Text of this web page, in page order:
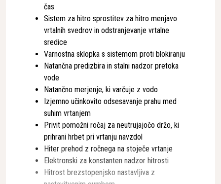
čas
Sistem za hitro sprostitev za hitro menjavo
vrtalnih svedrov in odstranjevanje vrtalne
sredice
Varnostna sklopka s sistemom proti blokiranju
Natančna predizbira in stalni nadzor pretoka
vode
Natančno merjenje, ki varčuje z vodo
Izjemno učinkovito odsesavanje prahu med
suhim vrtanjem
Privit pomožni ročaj za neutrujajočo držo, ki
prihrani hrbet pri vrtanju navzdol
Hiter prehod z ročnega na stoječe vrtanje
Elektronski za konstanten nadzor hitrosti
Hitrost brezstopenjsko nastavljiva z